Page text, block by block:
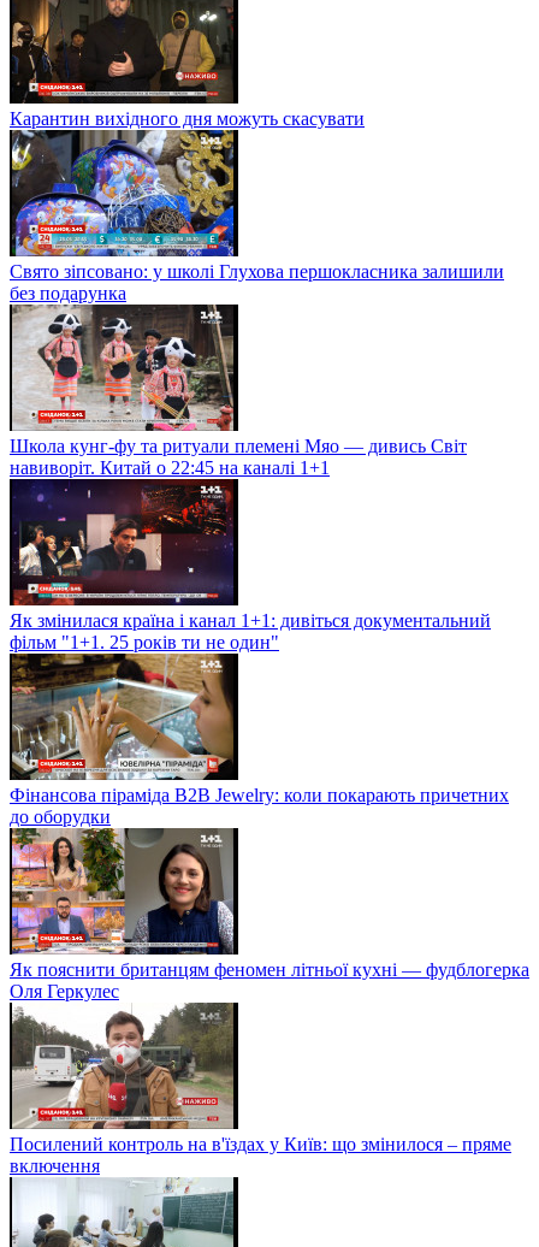
Карантин вихідного дня можуть скасувати
Свято зіпсовано: у школі Глухова першокласника залишили
без подарунка
Школа кунг-фу та ритуали племені Мяо — дивись Світ
навиворіт. Китай о 22:45 на каналі 1+1
Як змінилася країна і канал 1+1: дивіться документальний
фільм "1+1. 25 років ти не один"
Фінансова піраміда B2B Jewelry: коли покарають причетних
до оборудки
Як пояснити британцям феномен літньої кухні — фудблогерка
Оля Геркулес
Посилений контроль на в'їздах у Київ: що змінилося – пряме
включення